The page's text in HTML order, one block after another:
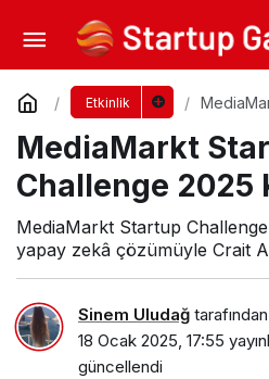
Etkinlik
MediaMarkt
Challenge 2025
MediaMarkt Startup
yapay zekâ çözümüyle Crait
Sinem Uludağ tarafından
18 Ocak 2025, 17:55
güncellendi
Disiplinlerarası
Sempozyumu
Yorum Yap